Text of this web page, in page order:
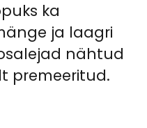
ka
ja laagri
nähtud
premeeritud.